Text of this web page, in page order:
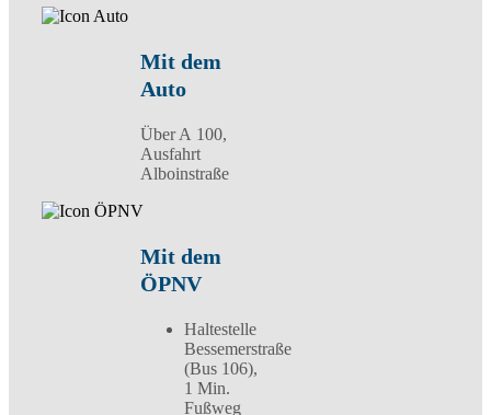
Mit dem
Auto
Über A 100,
Ausfahrt
Alboinstraße
Mit dem
ÖPNV
Haltestelle
Bessemerstraße
(Bus 106),
1 Min.
Fußweg